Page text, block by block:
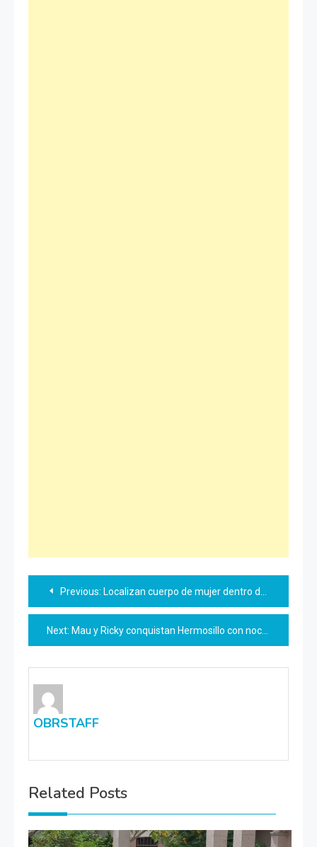
Navegación
de
entradas
Previous: Localizan cuerpo de mujer dentro de vehículo en canal
Next: Mau y Ricky conquistan Hermosillo con noche llena de energía
OBRSTAFF
Related Posts